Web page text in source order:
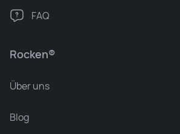
Rocken®
Über uns
Blog
FAQ